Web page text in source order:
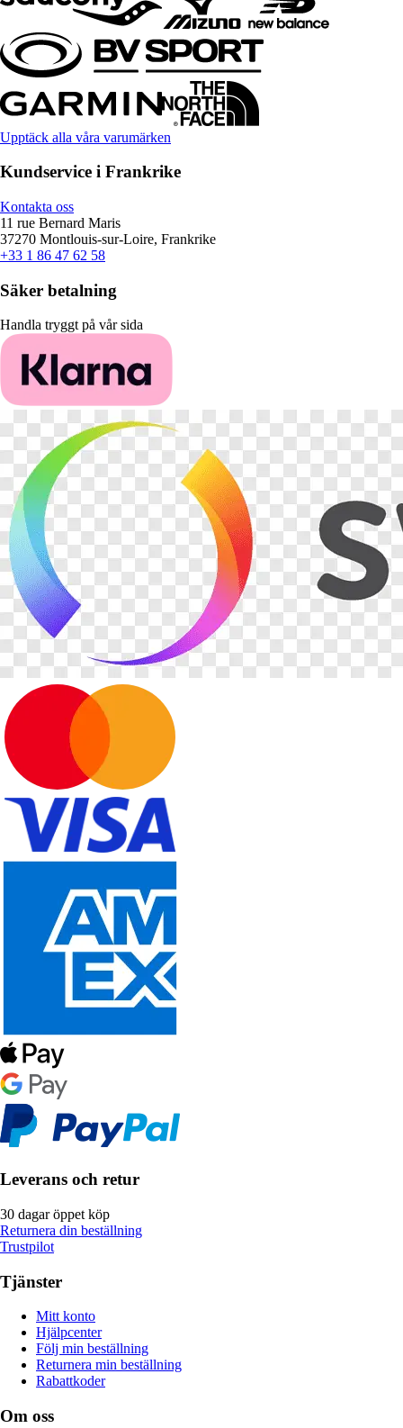
Upptäck alla våra varumärken
Kundservice i Frankrike
Kontakta oss
11 rue Bernard Maris
37270 Montlouis-sur-Loire, Frankrike
+33 1 86 47 62 58
Säker betalning
Handla tryggt på vår sida
Leverans och retur
30 dagar öppet köp
Returnera din beställning
Trustpilot
Tjänster
Mitt konto
Hjälpcenter
Följ min beställning
Returnera min beställning
Rabattkoder
Om oss